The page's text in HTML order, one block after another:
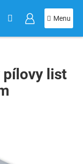
pílovy list